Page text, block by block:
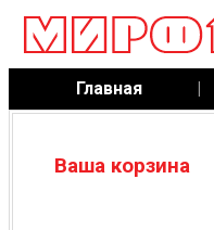
Главная |
Ваша корзина